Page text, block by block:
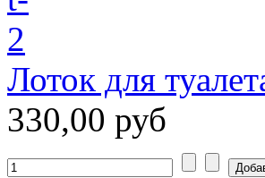
Лоток для
330,00 руб